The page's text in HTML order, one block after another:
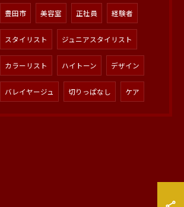
豊田市 美容室 正社員 経験者
スタイリスト ジュニアスタイリスト
カラーリスト ハイトーン デザイン
バレイヤージュ 切りっぱなし ケア